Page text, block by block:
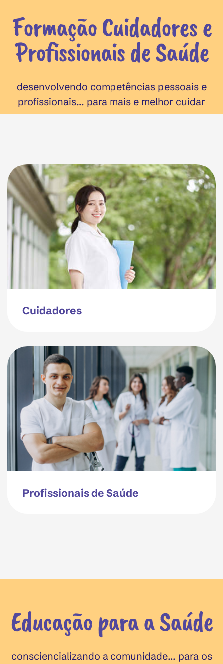
Formação Cuidadores e
Profissionais de Saúde
desenvolvendo competências pessoais e
profissionais... para mais e melhor cuidar
Cuidadores
Profissionais de Saúde
Educação para a Saúde
consciencializando a comunidade... para os